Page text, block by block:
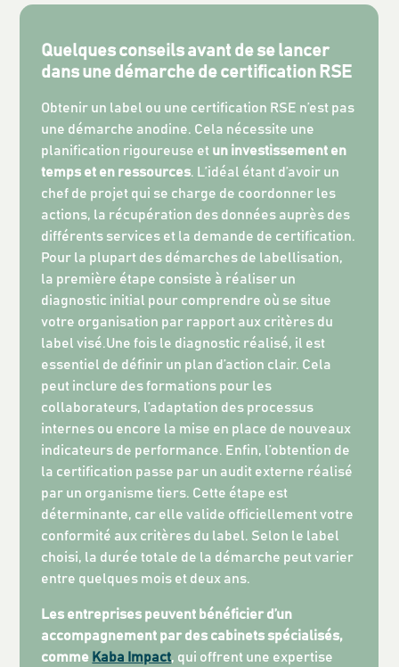
Quelques conseils avant de se lancer
dans une démarche de certification RSE
Obtenir un label ou une certification RSE n’est pas
une démarche anodine. Cela nécessite une
planification rigoureuse et un investissement en
temps et en ressources. L’idéal étant d’avoir un
chef de projet qui se charge de coordonner les
actions, la récupération des données auprès des
différents services et la demande de certification.
Pour la plupart des démarches de labellisation,
la première étape consiste à réaliser un
diagnostic initial pour comprendre où se situe
votre organisation par rapport aux critères du
label visé.Une fois le diagnostic réalisé, il est
essentiel de définir un plan d’action clair. Cela
peut inclure des formations pour les
collaborateurs, l’adaptation des processus
internes ou encore la mise en place de nouveaux
indicateurs de performance. Enfin, l’obtention de
la certification passe par un audit externe réalisé
par un organisme tiers. Cette étape est
déterminante, car elle valide officiellement votre
conformité aux critères du label. Selon le label
choisi, la durée totale de la démarche peut varier
entre quelques mois et deux ans.
Les entreprises peuvent bénéficier d’un
accompagnement par des cabinets spécialisés,
comme Kaba Impact, qui offrent une expertise